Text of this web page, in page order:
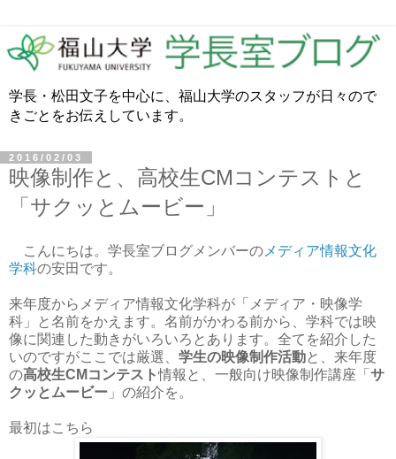
学長・松田文子を中心に、福山大学のスタッフが日々ので
きごとをお伝えしています。
2016/02/03
映像制作と、高校生CMコンテストと
「サクッとムービー」
こんにちは。学長室ブログメンバーの メディア情報文化
学科の安田です。
来年度からメディア情報文化学科が「メディア・映像学
科」と名前をかえます。名前がかわる前から、学科では映
像に関連した動きがいろいろとあります。全てを紹介した
いのですがここでは厳選、 学生の映像制作活動と、来年度
の高校生CMコンテスト情報と、一般向け映像制作講座「 サ
クッとムービー 」の紹介を。
最初はこちら